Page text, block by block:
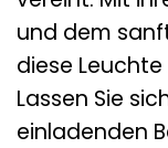
und dem
diese
Lassen Sie
einladenden